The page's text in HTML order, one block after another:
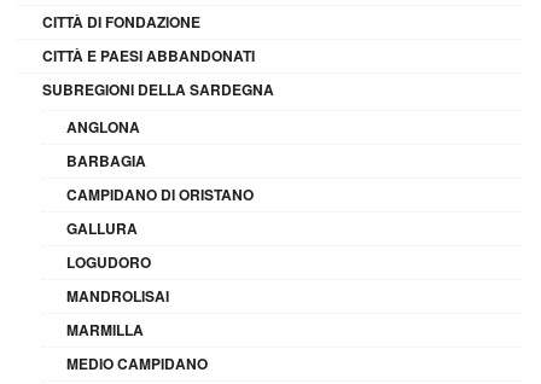
CITTÀ DI FONDAZIONE
CITTÀ E PAESI ABBANDONATI
SUBREGIONI DELLA SARDEGNA
ANGLONA
BARBAGIA
CAMPIDANO DI ORISTANO
GALLURA
LOGUDORO
MANDROLISAI
MARMILLA
MEDIO CAMPIDANO